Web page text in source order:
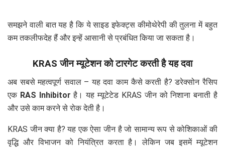
समझने वाली बात यह है कि ये साइड इफेक्ट्स कीमोथेरेपी की तुलना में बहुत
कम तकलीफदेह हैं और इन्हें आसानी से प्रबंधित किया जा सकता है।
KRAS जीन म्यूटेशन को टारगेट करती है यह दवा
अब सबसे महत्वपूर्ण सवाल – यह दवा काम कैसे करती है? डरेक्सोन रैसिप
एक RAS Inhibitor है। यह म्यूटेटेड KRAS जीन को निशाना बनाती है
और उसे काम करने से रोक देती है।
KRAS जीन क्या है? यह एक ऐसा जीन है जो सामान्य रूप से कोशिकाओं की
वृद्धि और विभाजन को नियंत्रित करता है। लेकिन जब इसमें म्यूटेशन